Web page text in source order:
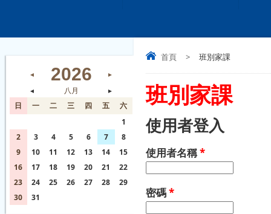
首頁 > 班別家課
班別家課
使用者登入
使用者名稱*
密碼*
◄ 2026
►
◄
八月 ►
日 一 二 三 四 五
六
1
2
3 4 5 6 7
8
9
10 11 12 13 14
15
16
17 18 19 20 21
22
23
24 25 26 27 28
29
30
31